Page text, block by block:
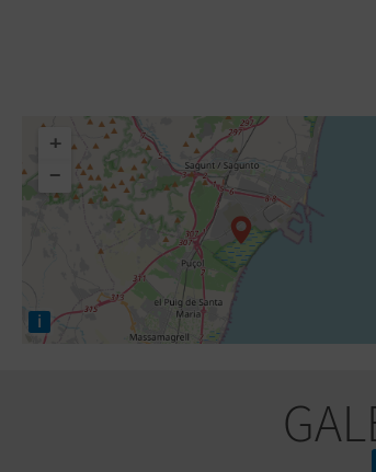
+
−
i